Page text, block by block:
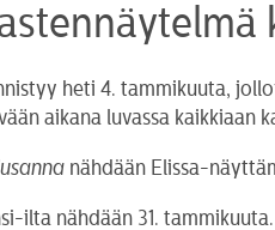
heti 4. tammikuuta,
aikana luvassa kaikkiaan
nähdään Elissa-
ilta nähdään 31.